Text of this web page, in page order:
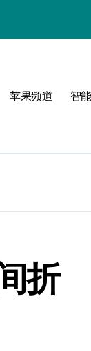
苹果频道 智
折